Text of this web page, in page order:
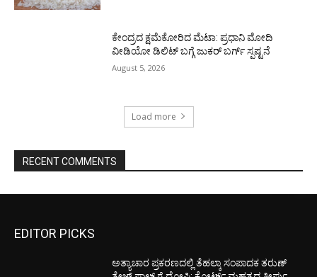
ಕೇಂದ್ರದ ಕ್ಷಮೆಕೋರಿದ ಮೆಟಾ: ಪ್ರಧಾನಿ ಮೋದಿ
ವೀಡಿಯೋ ಡಿಲಿಟ್ ಬಗ್ಗೆ ಜುಕರ್ ಬರ್ಗ್ ಸ್ಪಷ್ಟನೆ
August 5, 2026
Load more
RECENT COMMENTS
EDITOR PICKS
ಅತ್ಯಾಚಾರ ಪ್ರಕರಣದಲ್ಲಿ ತೆಹಲ್ಕಾ ಸಂಪಾದಕ ತರುಣ್‌